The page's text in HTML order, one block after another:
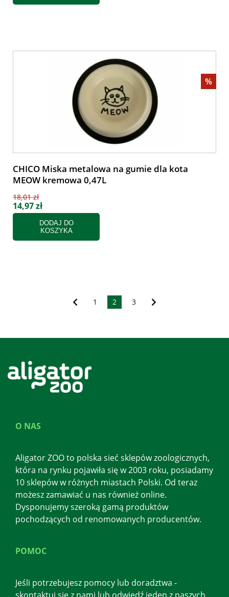
%
CHICO Miska metalowa na gumie dla kota
MEOW kremowa 0,47L
18,01 zł
14,97 zł
DODAJ DO
KOSZYKA
1 2 3
O NAS
Aligator ZOO to polska sieć sklepów zoologicznych,
która na rynku pojawiła się w 2003 roku, posiadamy
10 sklepów w różnych miastach Polski. Od teraz
możesz zamawiać u nas również online.
Dysponujemy szeroką gamą produktów
pochodzących od renomowanych producentów.
POMOC
Jeśli potrzebujesz pomocy lub doradztwa -
skontaktuj się z nami lub odwiedź jeden z naszych